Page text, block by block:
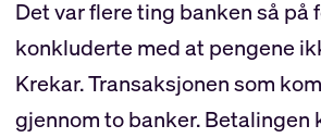
Det var flere ting banken så på
konkluderte med at pengene
Krekar. Transaksjonen som
gjennom to banker. Betalingen